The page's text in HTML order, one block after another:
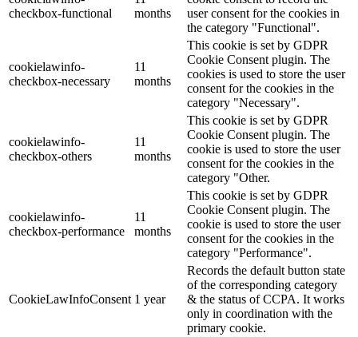
checkbox-functional
months
user consent for the cookies in
the category "Functional".
cookielawinfo-
checkbox-necessary
11
months
This cookie is set by GDPR
Cookie Consent plugin. The
cookies is used to store the user
consent for the cookies in the
category "Necessary".
cookielawinfo-
checkbox-others
11
months
This cookie is set by GDPR
Cookie Consent plugin. The
cookie is used to store the user
consent for the cookies in the
category "Other.
cookielawinfo-
checkbox-performance
11
months
This cookie is set by GDPR
Cookie Consent plugin. The
cookie is used to store the user
consent for the cookies in the
category "Performance".
CookieLawInfoConsent 1 year
Records the default button state
of the corresponding category
& the status of CCPA. It works
only in coordination with the
primary cookie.